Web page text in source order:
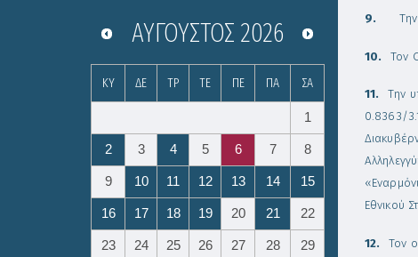
9.
10. Τον
11. Την
0.8363/
Εθνικού
12. Τον
ΑΎΓΟΥΣΤΟΣ 2026
ΚΥ ΔΕ ΤΡ ΤΕ ΠΕ ΠΑ ΣΑ
1
2 3 4 5 6 7 8
9 10 11 12 13 14 15
16 17 18 19 20 21 22
23 24 25 26 27 28 29